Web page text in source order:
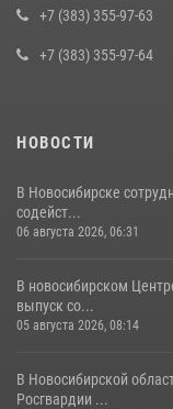
в сфере страхования
29 июля 2026, 05:19
+7 (383) 355-97-63
+7 (383) 355-97-64
НОВОСТИ
В Новосибирске
содейст...
06 августа 2026, 06:31
В новосибирском
выпуск со...
05 августа 2026, 08:14
В Новосибирской
Росгвардии ...